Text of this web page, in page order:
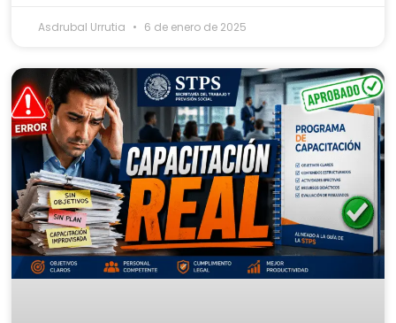
Asdrubal Urrutia 6 de enero de 2025